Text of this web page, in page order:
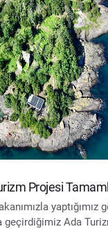
Projesi
yaptığımız
geçirdiğimiz Ada